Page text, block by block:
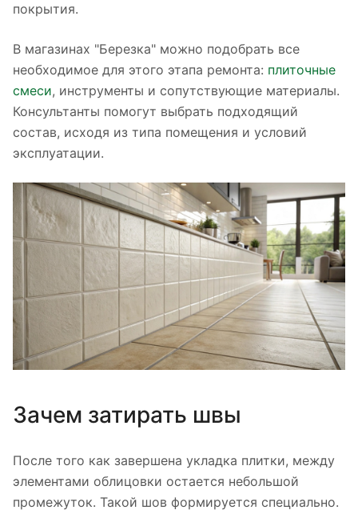
покрытия.
В магазинах "Березка" можно подобрать все
необходимое для этого этапа ремонта: плиточные
смеси, инструменты и сопутствующие материалы.
Консультанты помогут выбрать подходящий
состав, исходя из типа помещения и условий
эксплуатации.
Зачем затирать швы
После того как завершена укладка плитки, между
элементами облицовки остается небольшой
промежуток. Такой шов формируется специально.